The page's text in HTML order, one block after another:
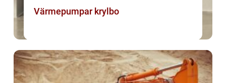
Värmepumpar krylbo